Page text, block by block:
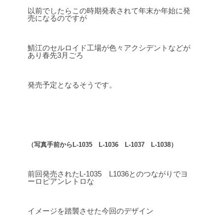
以前でしたらこの時期発表されて年末か年始に発
売になるのですが
鯖江のセルロイド工場が色々アクシデントなどが
あり春先3月ごろ
発売予定となるそうです。
（写真手前からL-1035 L-1036 L-1037 L-1038）
前回発売されたL-1035 L1036とのつながりでヨ
ーロピアンレトロな
イメージを踏襲させた今回のデザイン